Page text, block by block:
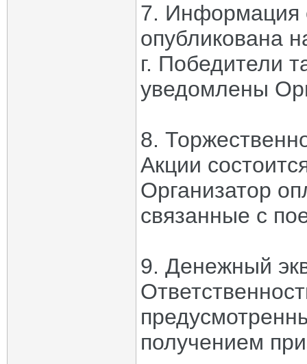
7. Информация
опубликована
г. Победители
уведомлены
8.
Акции
Организатор
связанные с
9. Денежный
получением